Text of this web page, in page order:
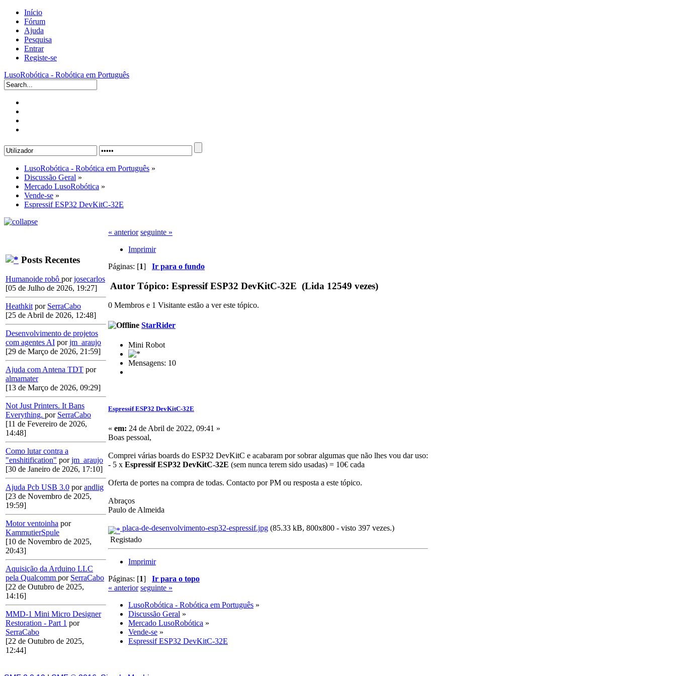
Início
Fórum
Ajuda
Pesquisa
Entrar
Registe-se
LusoRobótica - Robótica em Português
LusoRobótica - Robótica em Português »
Discussão Geral »
Mercado LusoRobótica »
Vende-se »
Espressif ESP32 DevKitC-32E
Posts Recentes
Humanoide robô porjosecarlos
[05 de Julho de 2026, 19:27]
Heathkit por SerraCabo
[25 de Abril de 2026, 12:48]
Desenvolvimento de projetos
com agentes AI porjm_araujo
[29 de Março de 2026, 21:59]
Ajuda com Antena TDT por
almamater
[13 de Março de 2026, 09:29]
Not Just Printers. It Bans
Everything. por SerraCabo
[11 de Fevereiro de 2026,
14:48]
Como lutar contra a
"enshitification" porjm_araujo
[30 de Janeiro de 2026, 17:10]
Ajuda Pcb USB 3.0 porandlig
[23 de Novembro de 2025,
19:59]
Motor ventoinha por
KammutierSpule
[10 de Novembro de 2025,
20:43]
Aquisição da Arduino LLC
pela Qualcomm por SerraCabo
[22 de Outubro de 2025,
14:16]
MMD-1 Mini Micro Designer
Restoration - Part 1 por
SerraCabo
[22 de Outubro de 2025,
12:44]
« anterior seguinte »
Imprimir
Páginas: [1] Ir para o fundo
Autor Tópico: Espressif ESP32 DevKitC-32E (Lida 12549 vezes)
0 Membros e 1 Visitante estão a ver este tópico.
StarRider
Mini Robot
Mensagens: 10
Espressif ESP32 DevKitC-32E
« em: 24 de Abril de 2022, 09:41 »
Boas pessoal,
Comprei várias boards do ESP32 DevKitC e acabaram por sobrar algumas que não lhes vou dar uso:
- 5 x Espressif ESP32 DevKitC-32E (sem nunca terem sido usadas) = 10€ cada
Oferta de portes na compra de todas. Contacto por PM ou resposta a este tópico.
Abraços
Paulo de Almeida
placa-de-desenvolvimento-esp32-espressif.jpg (85.33 kB, 800x800 - visto 397 vezes.)
Registado
Imprimir
Páginas: [1] Ir para o topo
« anterior seguinte »
LusoRobótica - Robótica em Português »
Discussão Geral »
Mercado LusoRobótica »
Vende-se »
Espressif ESP32 DevKitC-32E